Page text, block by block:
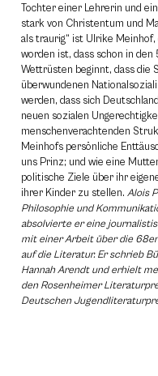
Tochter einer Lehrerin und
stark von Christentum und
als traurig“ ist Ulrike
worden ist, dass schon in
Wettrüsten beginnt, dass die
überwundenen
werden, dass sich
neuen sozialen
menschenverachtenden
Meinhofs persönliche
uns Prinz; und wie eine
politische Ziele über ihr
ihrer Kinder zu stellen. Alois
Philosophie und
absolvierte er eine
mit einer Arbeit über die
auf die Literatur. Er schrieb
Hannah Arendt und erhielt
den Rosenheimer
Deutschen